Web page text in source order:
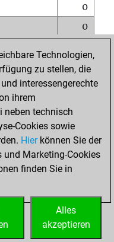
0
0
0
0
0
Technologien,
zu stellen, die
interessengerechte
ihrem
neben technisch
Cookies sowie
Hierkönnen Sie der
und Marketing-Cookies
finden Sie in
Alles
akzeptieren